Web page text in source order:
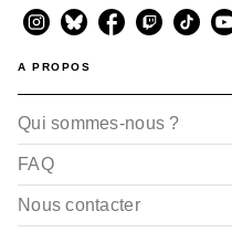
A PROPOS
Qui sommes-nous ?
FAQ
Nous contacter